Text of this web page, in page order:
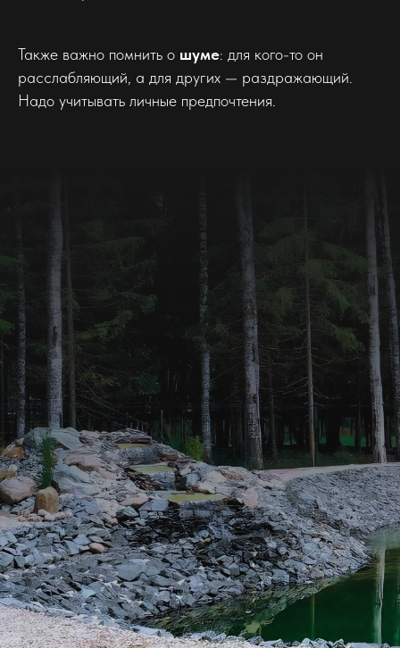
Также важно помнить о шуме: для кого-то он
расслабляющий, а для других — раздражающий.
Надо учитывать личные предпочтения.